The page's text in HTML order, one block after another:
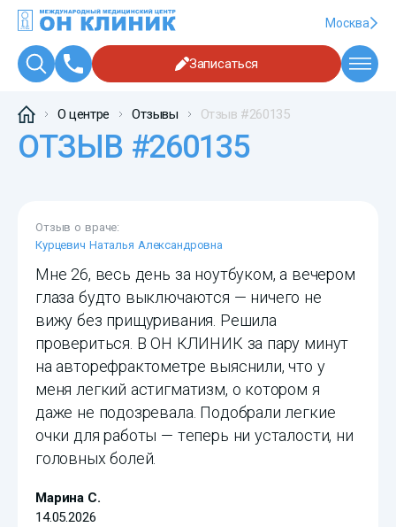
Москва
Записаться
О центре Отзывы Отзыв #260135
ОТЗЫВ #260135
Отзыв о враче:
Курцевич Наталья Александровна
Мне 26, весь день за ноутбуком, а вечером
глаза будто выключаются — ничего не
вижу без прищуривания. Решила
провериться. В ОН КЛИНИК за пару минут
на авторефрактометре выяснили, что у
меня легкий астигматизм, о котором я
даже не подозревала. Подобрали легкие
очки для работы — теперь ни усталости, ни
головных болей.
Марина С.
14.05.2026